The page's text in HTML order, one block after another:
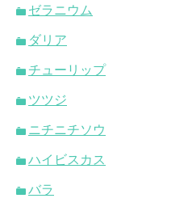
ゼラニウム
ダリア
チューリップ
ツツジ
ニチニチソウ
ハイビスカス
バラ